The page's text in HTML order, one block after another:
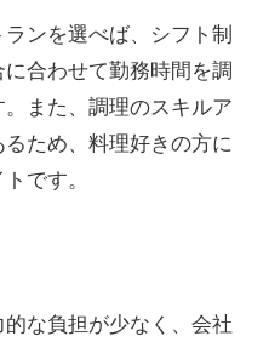
ンを選べば、シフト制
合わせて勤務時間を調
また、調理のスキルア
ため、料理好きの方に
です。
な負担が少なく、会社